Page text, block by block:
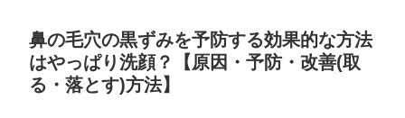
鼻の毛穴の黒ずみを予防する効果的な方法
はやっぱり洗顔？【原因・予防・改善(取
る・落とす)方法】